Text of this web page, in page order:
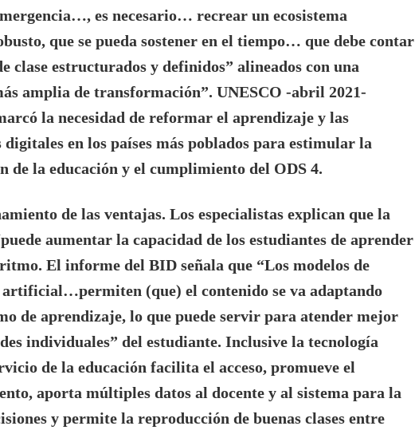
es necesario… recrear un ecosistema
que se pueda sostener en el tiempo… que debe contar
clase estructurados y definidos” alineados con una
amplia de transformación”. UNESCO -abril 2021-
la necesidad de reformar el aprendizaje y las
digitales en los países más poblados para estimular la
de la educación y el cumplimiento del ODS 4.
de las ventajas. Los especialistas explican que la
aumentar la capacidad de los estudiantes de aprender
. El informe del BID señala que “Los modelos de
(que) el contenido se va adaptando
de aprendizaje, lo que puede servir para atender mejor
individuales” del estudiante. Inclusive la tecnología
de la educación facilita el acceso, promueve el
aporta múltiples datos al docente y al sistema para la
y permite la reproducción de buenas clases entre